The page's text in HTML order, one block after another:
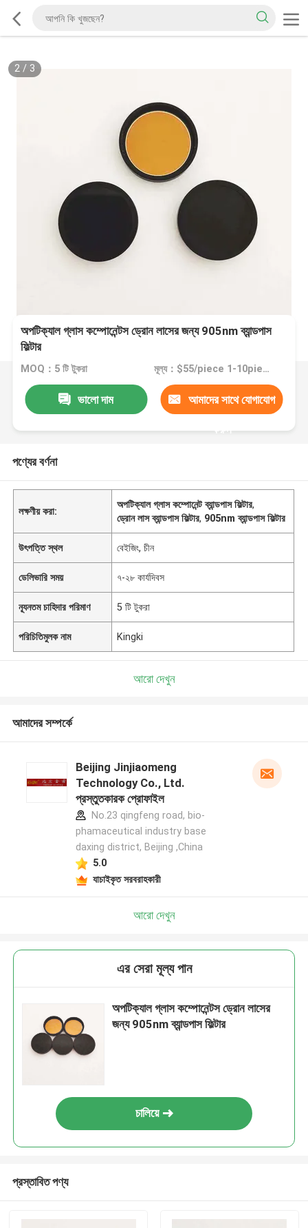
2/ 3
অপটিক্যাল গ্লাস কম্পোনেন্টস ড্রোন লাসের জন্য 905nm ব্যান্ডপাস
ফিল্টার
MOQ：5 টি টুকরা মূল্য：$55/piece 1-10piece; $35/piece 11-50pieces; $15piece >=51pieces
ভালো দাম আমাদের সাথে যোগাযোগ
করুন
পণ্যের বর্ণনা
লক্ষণীয় করা:
অপটিক্যাল গ্লাস কম্পোনেন্ট ব্যান্ডপাস ফিল্টার,
ড্রোন লাস ব্যান্ডপাস ফিল্টার, 905nm ব্যান্ডপাস ফিল্টার
উৎপত্তি স্থল বেইজিং, চীন
ডেলিভারি সময় ৭-২৮ কার্যদিবস
ন্যূনতম চাহিদার পরিমাণ 5 টি টুকরা
পরিচিতিমুলক নাম Kingki
আরো দেখুন
আমাদের সম্পর্কে
Beijing Jinjiaomeng
Technology Co., Ltd.
প্রস্তুতকারক প্রোফাইল
No.23 qingfeng road, bio-
phamaceutical industry base
daxing district, Beijing ,China
5.0
যাচাইকৃত সরবরাহকারী
আরো দেখুন
এর সেরা মূল্য পান
অপটিক্যাল গ্লাস কম্পোনেন্টস ড্রোন লাসের
জন্য 905nm ব্যান্ডপাস ফিল্টার
চালিয়ে
প্রস্তাবিত পণ্য